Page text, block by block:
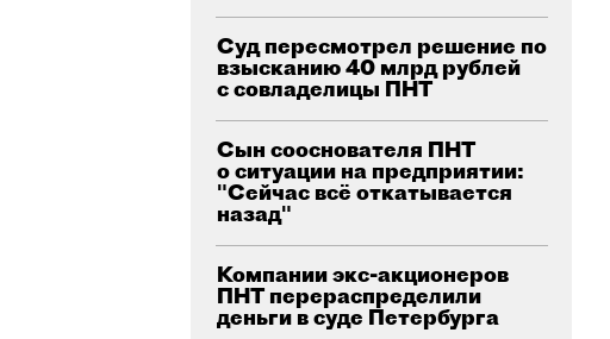
Суд пересмотрел решение по
взысканию 40 млрд рублей
с совладелицы ПНТ
Сын сооснователя ПНТ
о ситуации на предприятии:
"Сейчас всё откатывается
назад"
Компании экс-акционеров
ПНТ перераспределили
деньги в суде Петербурга